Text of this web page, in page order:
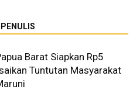
PENULIS
Barat Siapkan Rp5
Tuntutan Masyarakat